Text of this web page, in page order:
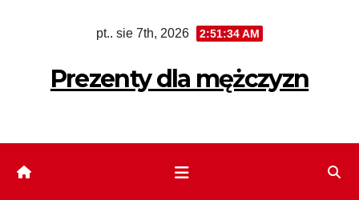
pt.. sie 7th, 2026 2:51:36 AM
Prezenty dla mężczyzn